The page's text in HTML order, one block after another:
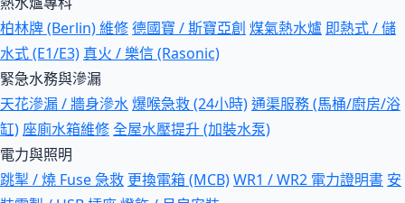
柏林牌 (Berlin) 維修德國寶 / 斯寶亞創 煤氣熱水爐 即熱式 / 儲
水式 (E1/E3) 真火 / 樂信 (Rasonic)
緊急水務與滲漏
天花滲漏 / 牆身滲水爆喉急救 (24小時)通渠服務 (馬桶/廚房/浴
缸) 座廁水箱維修全屋水壓提升 (加裝水泵)
電力與照明
跳掣 / 燒 Fuse 急救 更換電箱 (MCB)WR1 / WR2 電力證明書 安